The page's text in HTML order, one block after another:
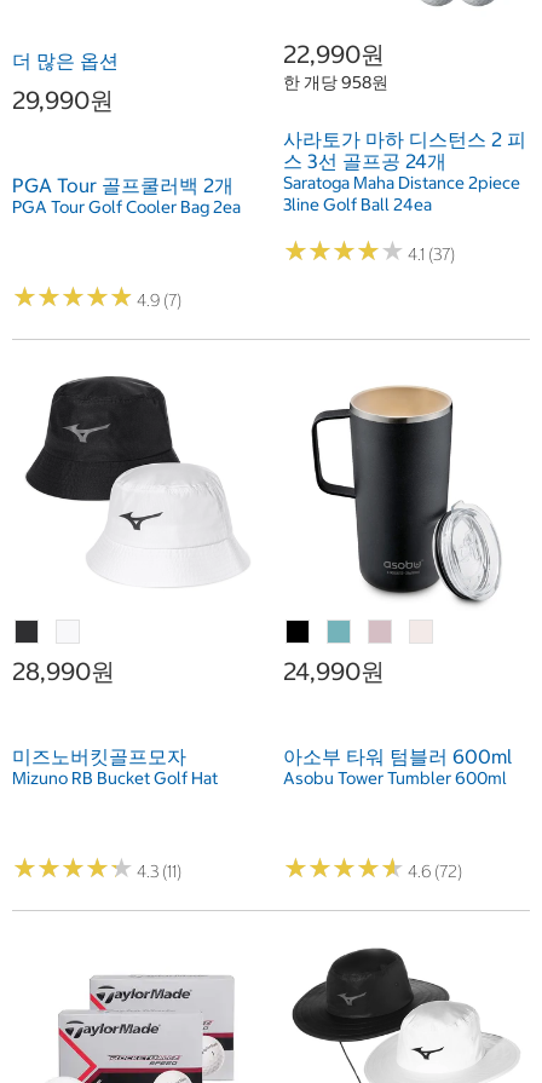
더 많은 옵션
29,990원
PGA Tour 골프쿨러백 2개
PGA Tour Golf Cooler Bag 2ea
★★★★★
★★★★★ 4.9 (7)
22,990원
한 개당 958원
사라토가 마하 디스턴스 2 피
스 3선 골프공 24개
Saratoga Maha Distance 2piece
3line Golf Ball 24ea
★★★★★
★★★★★ 4.1 (37)
28,990원
미즈노버킷골프모자
Mizuno RB Bucket Golf Hat
★★★★★
★★★★★ 4.3 (11)
24,990원
아소부 타워 텀블러 600ml
Asobu Tower Tumbler 600ml
★★★★★
★★★★★ 4.6 (72)